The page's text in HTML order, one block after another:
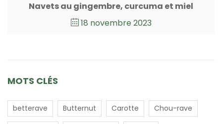
Navets au gingembre, curcuma et miel
18 novembre 2023
MOTS CLÉS
betterave Butternut Carotte Chou-rave